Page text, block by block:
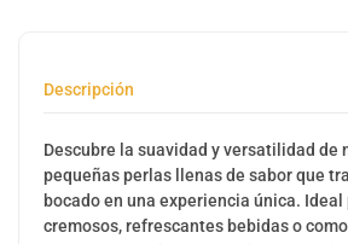
Descripción
Descubre la suavidad y versatilidad de
pequeñas perlas llenas de sabor que
bocado en una experiencia única.
cremosos, refrescantes bebidas o